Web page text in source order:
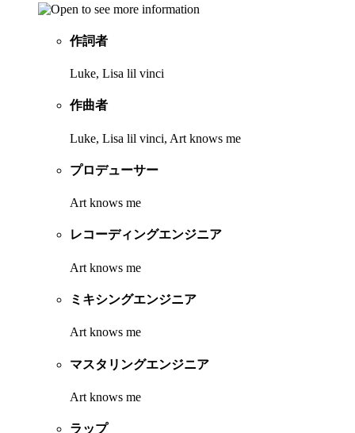
作詞者
Luke, Lisa lil vinci
作曲者
Luke, Lisa lil vinci, Art knows me
プロデューサー
Art knows me
レコーディングエンジニア
Art knows me
ミキシングエンジニア
Art knows me
マスタリングエンジニア
Art knows me
ラップ